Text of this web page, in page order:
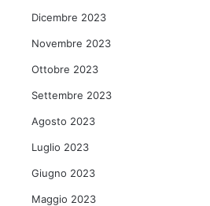
Dicembre 2023
Novembre 2023
Ottobre 2023
Settembre 2023
Agosto 2023
Luglio 2023
Giugno 2023
Maggio 2023